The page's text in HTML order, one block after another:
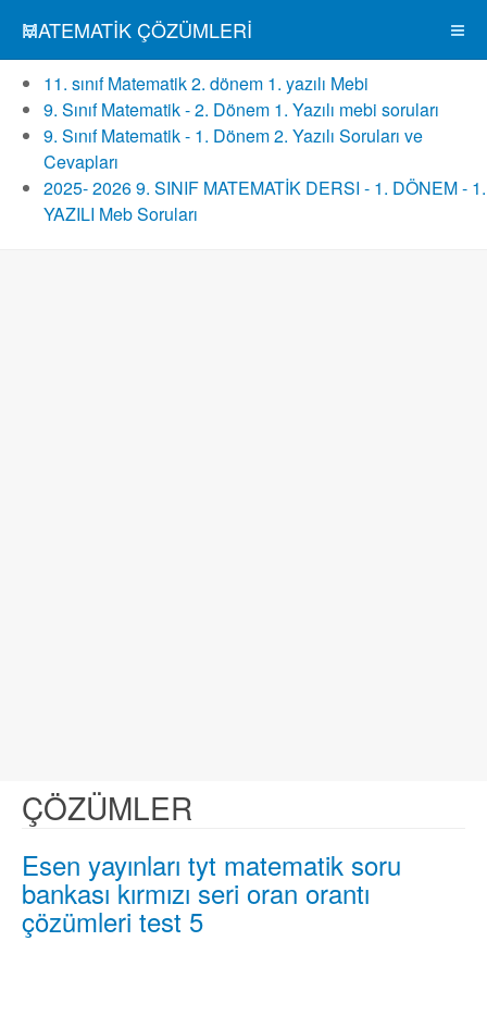
MATEMATIK ÇÖZÜMLERI
11. sınıf Matematik 2. dönem 1. yazılı Mebi
9. Sınıf Matematik - 2. Dönem 1. Yazılı mebi soruları
9. Sınıf Matematik - 1. Dönem 2. Yazılı Soruları ve
Cevapları
2025- 2026 9. SINIF MATEMATİK DERSI - 1. DÖNEM - 1.
YAZILI Meb Soruları
ÇÖZÜMLER
Esen yayınları tyt matematik soru
bankası kırmızı seri oran orantı
çözümleri test 5